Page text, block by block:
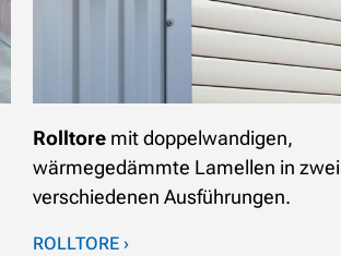
Rolltore mit doppelwandigen,
wärmegedämmte Lamellen in zwei
verschiedenen Ausführungen.
ROLLTORE ›